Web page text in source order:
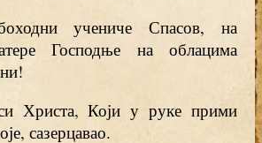
учениче Спасов, на
Господње на облацима
Христа, Који у руке прими
сазерцавао.